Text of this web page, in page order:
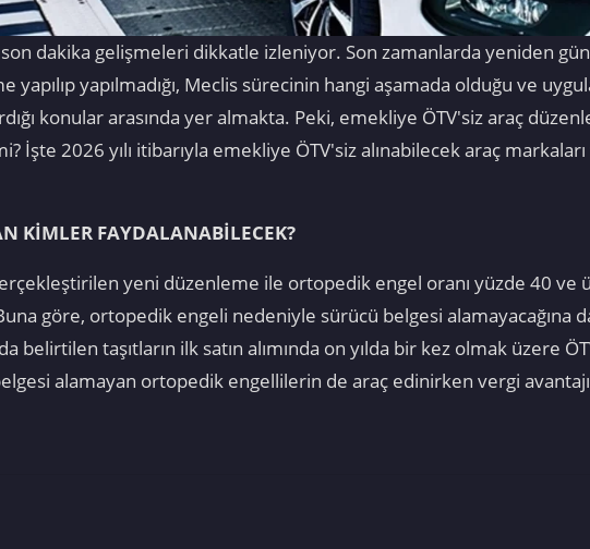
son dakika gelişmeleri dikkatle izleniyor. Son zamanlarda yeniden
yapılmadığı, Meclis sürecinin hangi aşamada olduğu ve
konular arasında yer almakta. Peki, emekliye ÖTV'siz araç
İşte 2026 yılı itibarıyla emekliye ÖTV'siz alınabilecek araç
KİMLER FAYDALANABİLECEK?
yeni düzenleme ile ortopedik engel oranı yüzde 40 ve
göre, ortopedik engeli nedeniyle sürücü belgesi alamayacağına
belirtilen taşıtların ilk satın alımında on yılda bir kez olmak üzere
alamayan ortopedik engellilerin de araç edinirken vergi